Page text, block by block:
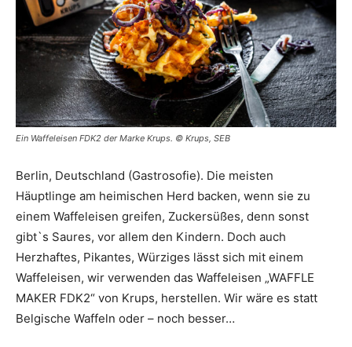
Ein Waffeleisen FDK2 der Marke Krups. © Krups, SEB
Berlin, Deutschland (Gastrosofie). Die meisten
Häuptlinge am heimischen Herd backen, wenn sie zu
einem Waffeleisen greifen, Zuckersüßes, denn sonst
gibt`s Saures, vor allem den Kindern. Doch auch
Herzhaftes, Pikantes, Würziges lässt sich mit einem
Waffeleisen, wir verwenden das Waffeleisen „WAFFLE
MAKER FDK2“ von Krups, herstellen. Wir wäre es statt
Belgische Waffeln oder – noch besser…